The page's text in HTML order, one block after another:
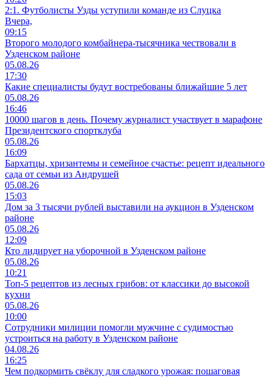
2:1. Футболисты Узды уступили команде из Слуцка
Вчера,
09:15
Второго молодого комбайнера-тысячника чествовали в
Узденском районе
05.08.26
17:30
Какие специалисты будут востребованы ближайшие 5 лет
05.08.26
16:46
10000 шагов в день. Почему журналист участвует в марафоне
Президентского спортклуба
05.08.26
16:09
Бархатцы, хризантемы и семейное счастье: рецепт идеального
сада от семьи из Андрушей
05.08.26
15:03
Дом за 3 тысячи рублей выставили на аукцион в Узденском
районе
05.08.26
12:09
Кто лидирует на уборочной в Узденском районе
05.08.26
10:21
Топ-5 рецептов из лесных грибов: от классики до высокой
кухни
05.08.26
10:00
Сотрудники милиции помогли мужчине с судимостью
устроиться на работу в Узденском районе
04.08.26
16:25
Чем подкормить свёклу для сладкого урожая: пошаговая